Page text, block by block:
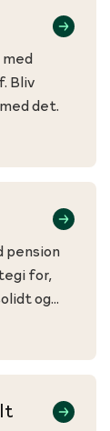
Bliv
det.
pension
for,
og